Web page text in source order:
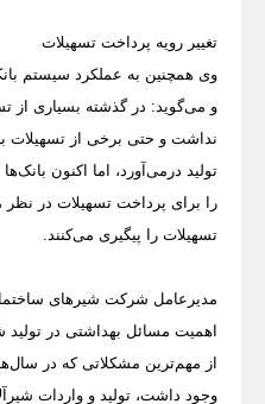
تغییر رویه پرداخت تسهیلات
وی همچنین به عملکرد سیستم
و می‌گوید: در گذشته بسیاری از
نداشت و حتی برخی از تسهیلات به
تولید درمی‌آورد، اما اکنون
را برای پرداخت تسهیلات در نظر
تسهیلات را پیگیری می‌کنند.
مدیرعامل شرکت شیرهای
اهمیت مسائل بهداشتی در
از مهم‌ترین مشکلاتی که در
وجود داشت، تولید و واردات